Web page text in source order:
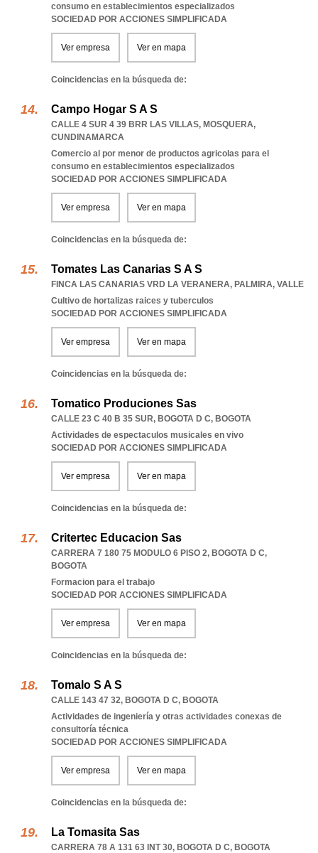
consumo en establecimientos especializados
SOCIEDAD POR ACCIONES SIMPLIFICADA
Ver empresa Ver en mapa
Coincidencias en la búsqueda de:
Campo Hogar S A S
CALLE 4 SUR 4 39 BRR LAS VILLAS, MOSQUERA,
CUNDINAMARCA
Comercio al por menor de productos agricolas para el
consumo en establecimientos especializados
SOCIEDAD POR ACCIONES SIMPLIFICADA
Ver empresa Ver en mapa
Coincidencias en la búsqueda de:
Tomates Las Canarias S A S
FINCA LAS CANARIAS VRD LA VERANERA, PALMIRA, VALLE
Cultivo de hortalizas raices y tuberculos
SOCIEDAD POR ACCIONES SIMPLIFICADA
Ver empresa Ver en mapa
Coincidencias en la búsqueda de:
Tomatico Produciones Sas
CALLE 23 C 40 B 35 SUR, BOGOTA D C, BOGOTA
Actividades de espectaculos musicales en vivo
SOCIEDAD POR ACCIONES SIMPLIFICADA
Ver empresa Ver en mapa
Coincidencias en la búsqueda de:
Critertec Educacion Sas
CARRERA 7 180 75 MODULO 6 PISO 2, BOGOTA D C,
BOGOTA
Formacion para el trabajo
SOCIEDAD POR ACCIONES SIMPLIFICADA
Ver empresa Ver en mapa
Coincidencias en la búsqueda de:
Tomalo S A S
CALLE 143 47 32, BOGOTA D C, BOGOTA
Actividades de ingeniería y otras actividades conexas de
consultoría técnica
SOCIEDAD POR ACCIONES SIMPLIFICADA
Ver empresa Ver en mapa
Coincidencias en la búsqueda de:
La Tomasita Sas
CARRERA 78 A 131 63 INT 30, BOGOTA D C, BOGOTA